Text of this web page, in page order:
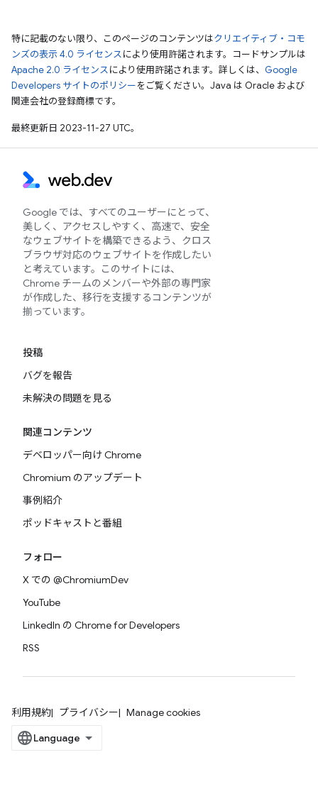
特に記載のない限り、このページのコンテンツはクリエイティブ・コモ
ンズの表示 4.0 ライセンスにより使用許諾されます。コードサンプルは
Apache 2.0 ライセンスにより使用許諾されます。詳しくは、 Google
Developers サイトのポリシーをご覧ください。Java は Oracle および
関連会社の登録商標です。
最終更新日 2023-11-27 UTC。
Google では、すべてのユーザーにとって、
美しく、アクセスしやすく、高速で、安全
なウェブサイトを構築できるよう、クロス
ブラウザ対応のウェブサイトを作成したい
と考えています。このサイトには、
Chrome チームのメンバーや外部の専門家
が作成した、移行を支援するコンテンツが
揃っています。
投稿
バグを報告
未解決の問題を見る
関連コンテンツ
デベロッパー向け Chrome
Chromium のアップデート
事例紹介
ポッドキャストと番組
フォロー
X での @ChromiumDev
YouTube
LinkedIn の Chrome for Developers
RSS
利用規約 プライバシー Manage cookies